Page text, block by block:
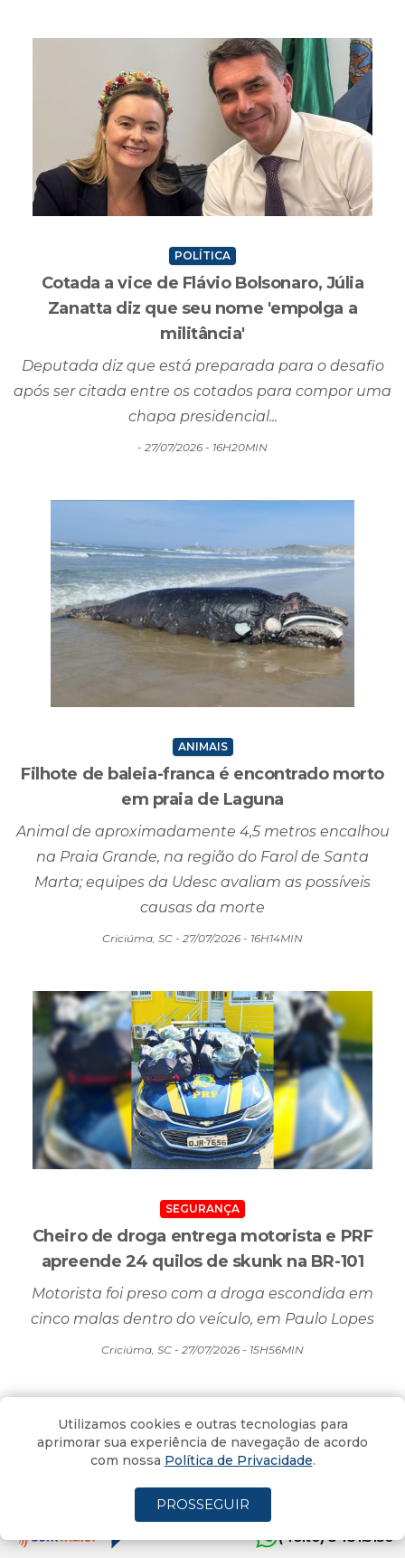
Criciúma, SC - 27/07/2026 - 18H01MIN
POLÍTICA
Cotada a vice de Flávio Bolsonaro, Júlia
Zanatta diz que seu nome 'empolga a
militância'
Deputada diz que está preparada para o desafio
após ser citada entre os cotados para compor uma
- 27/07/2026 - 16H20MIN
ANIMAIS
Filhote de baleia-franca é encontrado morto
em praia de Laguna
Animal de aproximadamente 4,5 metros encalhou
na Praia Grande, na região do Farol de Santa
Marta; equipes da Udesc avaliam as possíveis
Criciúma, SC - 27/07/2026 - 16H14MIN
SEGURANÇA
Cheiro de droga entrega motorista e PRF
apreende 24 quilos de skunk na BR-101
Motorista foi preso com a droga escondida em
(4oito) 3431.5150
Utilizamos cookies e outras tecnologias para
aprimorar sua experiência de navegação de acordo
com nossa Política de Privacidade.
PROSSEGUIR